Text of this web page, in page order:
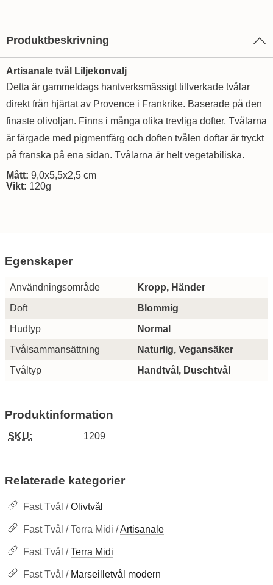
Produktbeskrivning
Artisanale tvål Liljekonvalj
Detta är gammeldags hantverksmässigt tillverkade tvålar
direkt från hjärtat av Provence i Frankrike. Baserade på den
finaste olivoljan. Finns i många olika trevliga dofter. Tvålarna
är färgade med pigmentfärg och doften tvålen doftar är tryckt
på franska på ena sidan. Tvålarna är helt vegetabiliska.
Mått: 9,0x5,5x2,5 cm
Vikt: 120g
Egenskaper
Egenskaper/attribut för denna produkt
Attribut Värde
Användningsområde
Kropp, Händer
Doft
Blommig
Hudtyp
Normal
Tvålsammansättning
Naturlig, Vegansäker
Tvåltyp
Handtvål, Duschtvål
Produktinformation
SKU: 1209
Relaterade kategorier
Fast Tvål /Olivtvål
Fast Tvål / Terra Midi /Artisanale
Fast Tvål /Terra Midi
Fast Tvål / Marseilletvål modern